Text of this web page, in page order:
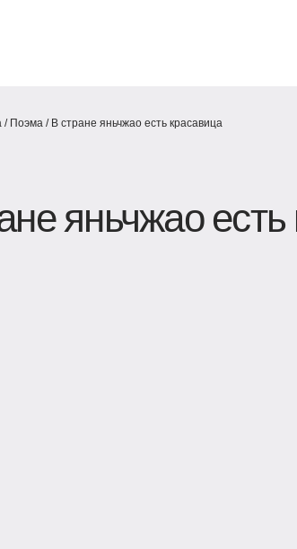
/ Поэма / В стране яньчжао есть красавица
яньчжао